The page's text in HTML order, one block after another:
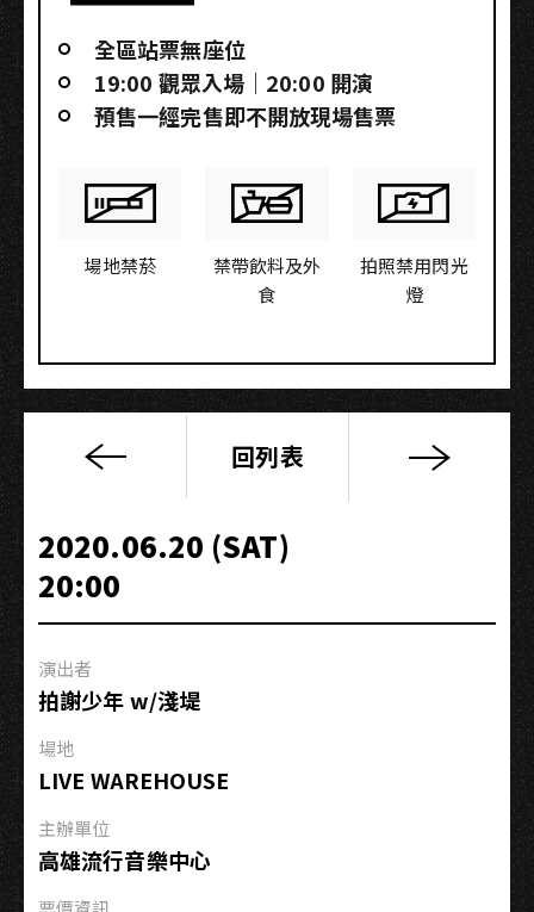
全區站票無座位
19:00 觀眾入場｜20:00 開演
預售一經完售即不開放現場售票
場地禁菸
禁帶飲料及外
食
拍照禁用閃光
燈
雄
x
鯨
魚
堤
邊
雄
店」
第
一
回列表
2020.06.20 (SAT)
20:00
演出者
拍謝少年 w/淺堤
場地
LIVE WAREHOUSE
主辦單位
高雄流行音樂中心